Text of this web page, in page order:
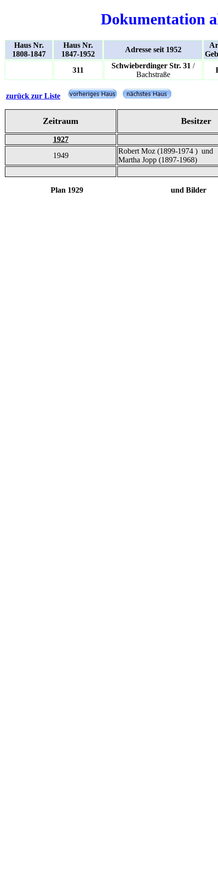
Dokumentation
Haus Nr.
1808-1847
Haus Nr.
1847-1952
Adresse seit 1952
311
Schwieberdinger Str. 31 /
Bachstraße
zurück zur Liste
Zeitraum Besitzer
1927
1949
Robert Moz (1899-1974 ) und
Martha Jopp (1897-1968)
Plan 1929 und Bilder